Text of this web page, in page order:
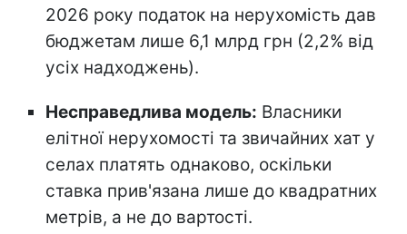
2026 року податок на нерухомість дав
бюджетам лише 6,1 млрд грн (2,2% від
усіх надходжень).
Несправедлива модель: Власники
елітної нерухомості та звичайних хат у
селах платять однаково, оскільки
ставка прив'язана лише до квадратних
метрів, а не до вартості.